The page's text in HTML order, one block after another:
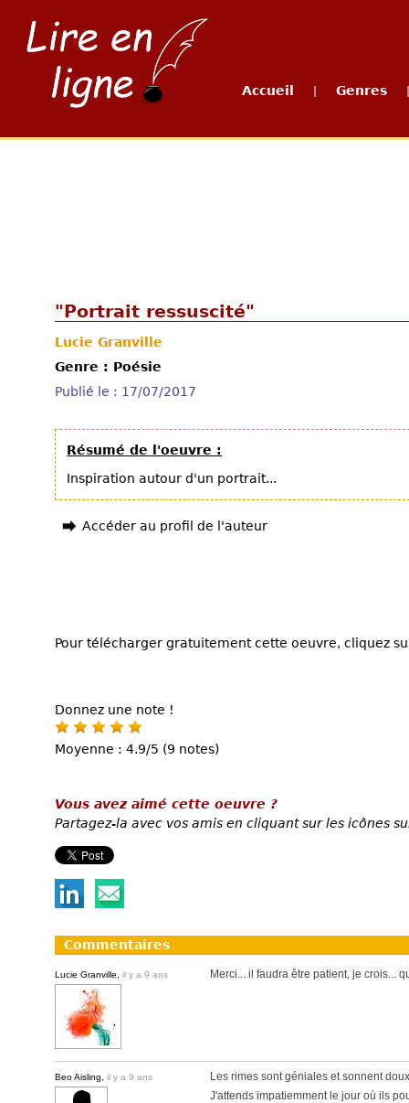
Accueil Genres
"Portrait ressuscité"
Lucie Granville
Genre : Poésie
Publié le : 17/07/2017
Résumé de l'oeuvre :
Inspiration autour d'un portrait...
Accéder au profil de l'auteur
Pour télécharger gratuitement cette oeuvre, cliquez
Donnez une note !
Moyenne : 4.9/5 (9 notes)
Vous avez aimé cette oeuvre ?
Partagez-la avec vos amis en cliquant sur les icônes
Commentaires
Lucie Granville, il y a 9 ans Merci... il faudra être patient, je crois...
Beo Aisling, il y a 9 ans
Les rimes sont géniales et sonnent
J'attends impatiemment le jour où ils